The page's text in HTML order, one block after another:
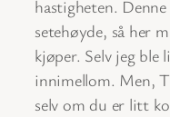
hastigheten.
setehøyde, så her
kjøper. Selv jeg
innimellom. Men,
selv om du er litt